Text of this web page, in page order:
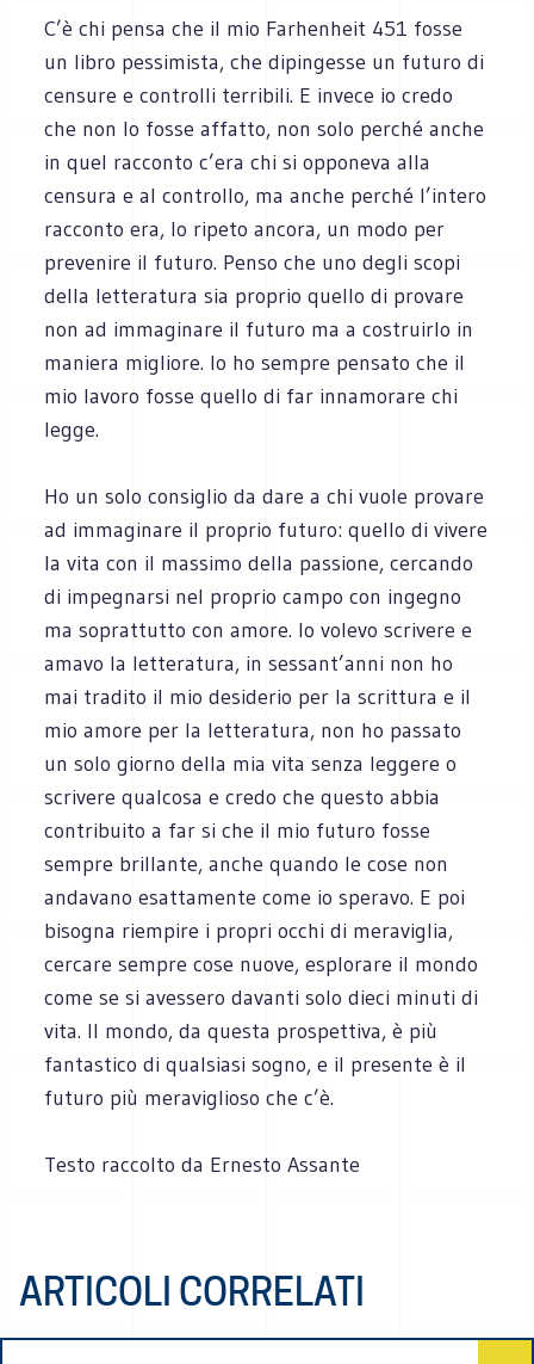
C’è chi pensa che il mio Farhenheit 451 fosse
un libro pessimista, che dipingesse un futuro di
censure e controlli terribili. E invece io credo
che non lo fosse affatto, non solo perché anche
in quel racconto c’era chi si opponeva alla
censura e al controllo, ma anche perché l’intero
racconto era, lo ripeto ancora, un modo per
prevenire il futuro. Penso che uno degli scopi
della letteratura sia proprio quello di provare
non ad immaginare il futuro ma a costruirlo in
maniera migliore. Io ho sempre pensato che il
mio lavoro fosse quello di far innamorare chi
legge.
Ho un solo consiglio da dare a chi vuole provare
ad immaginare il proprio futuro: quello di vivere
la vita con il massimo della passione, cercando
di impegnarsi nel proprio campo con ingegno
ma soprattutto con amore. Io volevo scrivere e
amavo la letteratura, in sessant’anni non ho
mai tradito il mio desiderio per la scrittura e il
mio amore per la letteratura, non ho passato
un solo giorno della mia vita senza leggere o
scrivere qualcosa e credo che questo abbia
contribuito a far si che il mio futuro fosse
sempre brillante, anche quando le cose non
andavano esattamente come io speravo. E poi
bisogna riempire i propri occhi di meraviglia,
cercare sempre cose nuove, esplorare il mondo
come se si avessero davanti solo dieci minuti di
vita. Il mondo, da questa prospettiva, è più
fantastico di qualsiasi sogno, e il presente è il
futuro più meraviglioso che c’è.
Testo raccolto da Ernesto Assante
ARTICOLI CORRELATI